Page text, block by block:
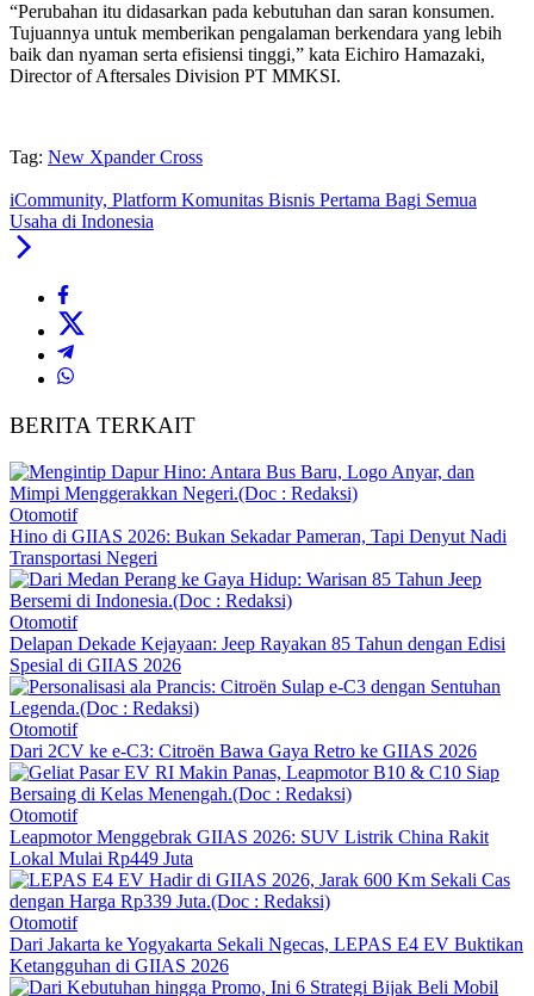
“Perubahan itu didasarkan pada kebutuhan dan saran konsumen.
Tujuannya untuk memberikan pengalaman berkendara yang lebih
baik dan nyaman serta efisiensi tinggi,” kata Eichiro Hamazaki,
Director of Aftersales Division PT MMKSI.
Tag: New Xpander Cross
iCommunity, Platform Komunitas Bisnis Pertama Bagi Semua
Usaha di Indonesia
BERITA TERKAIT
Otomotif
Hino di GIIAS 2026: Bukan Sekadar Pameran, Tapi Denyut Nadi
Transportasi Negeri
Otomotif
Delapan Dekade Kejayaan: Jeep Rayakan 85 Tahun dengan Edisi
Spesial di GIIAS 2026
Otomotif
Dari 2CV ke e-C3: Citroën Bawa Gaya Retro ke GIIAS 2026
Otomotif
Leapmotor Menggebrak GIIAS 2026: SUV Listrik China Rakit
Lokal Mulai Rp449 Juta
Otomotif
Dari Jakarta ke Yogyakarta Sekali Ngecas, LEPAS E4 EV Buktikan
Ketangguhan di GIIAS 2026